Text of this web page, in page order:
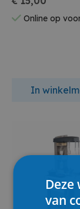
Online op
In
van